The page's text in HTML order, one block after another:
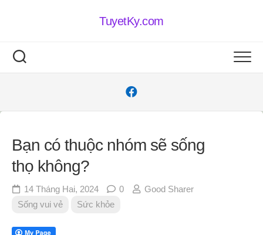
TuyetKy.com
Bạn có thuộc nhóm sẽ sống
thọ không?
14 Tháng Hai, 2024 0
Good Sharer
Sống vui vẻ
Sức khỏe